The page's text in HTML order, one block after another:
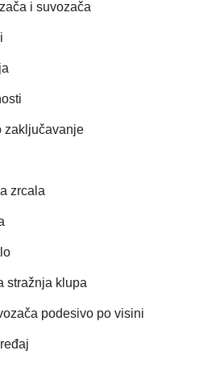
i suvozača
zaključavanje
zrcala
stražnja klupa
podesivo po visini
102, Resnik